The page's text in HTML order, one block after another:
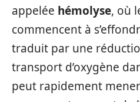
appelée hémolyse, où
commencent à
traduit par une
transport d’oxygène
peut rapidement